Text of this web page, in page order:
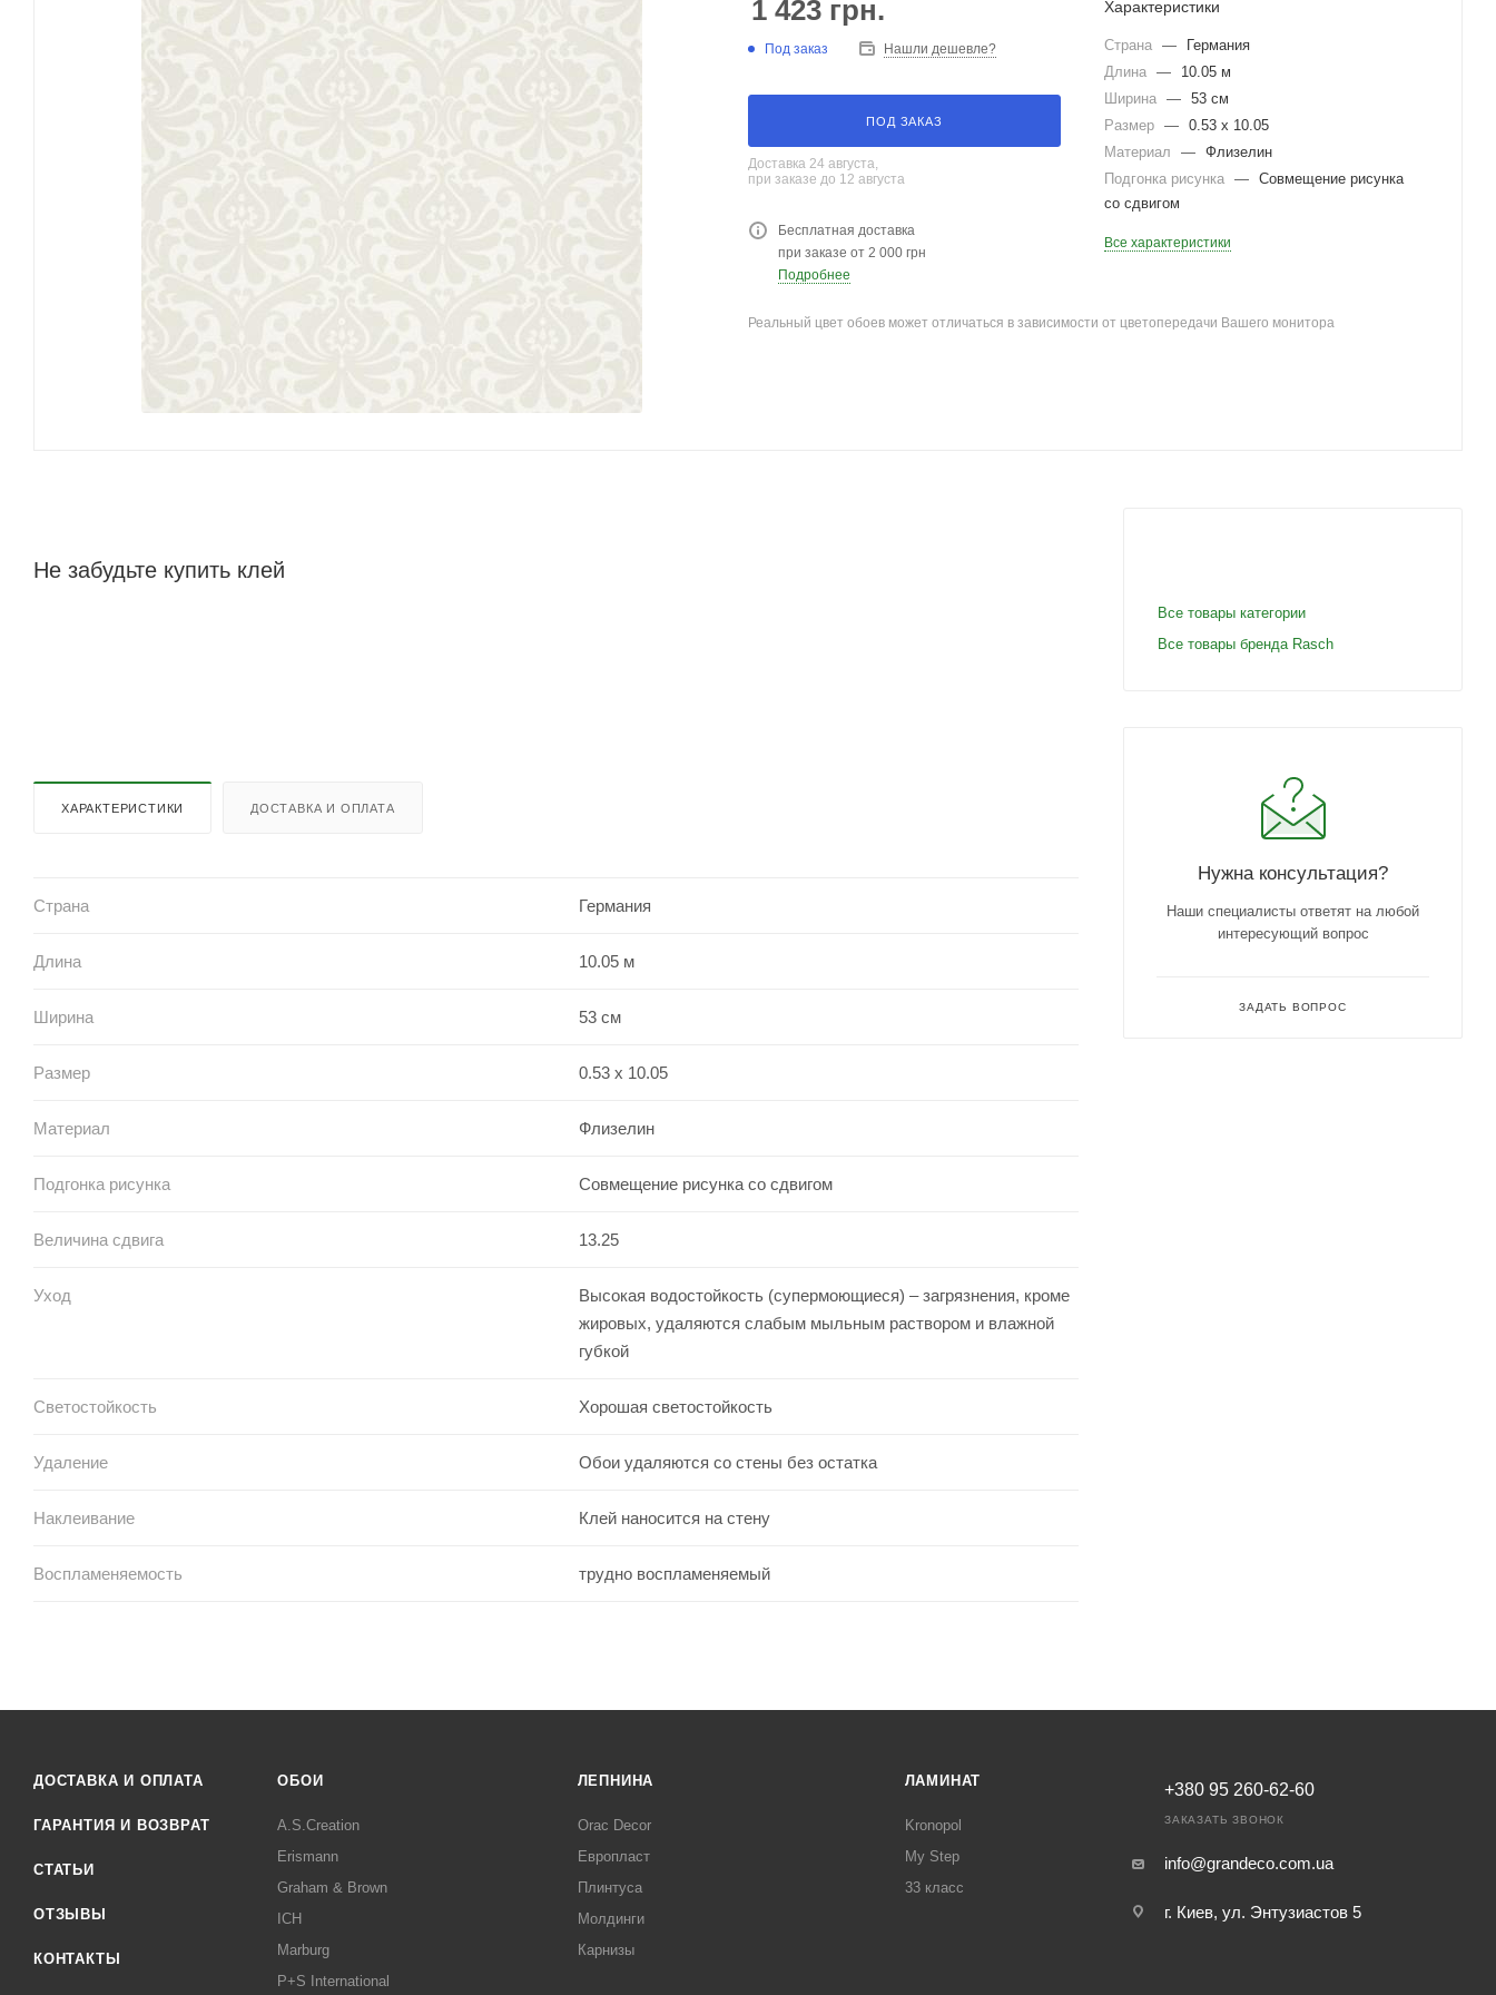
1 423 грн.
Под заказ Нашли дешевле?
ПОД ЗАКАЗ
Доставка 24 августа,
при заказе до 12 августа
Бесплатная доставка
при заказе от 2 000 грн
Подробнее
Характеристики
Страна —
Германия
Длина —
10.05 м
Ширина — 53 см
Размер — 0.53 x 10.05
Материал
— Флизелин
Подгонка рисунка — Совмещение рисунка
со сдвигом
Все характеристики
Реальный цвет обоев может отличаться в зависимости от цветопередачи Вашего монитора
Не забудьте купить клей
ХАРАКТЕРИСТИКИ ДОСТАВКА И ОПЛАТА
Страна Германия
Длина 10.05 м
Ширина 53 см
Размер 0.53 x 10.05
Материал Флизелин
Подгонка рисунка Совмещение рисунка со сдвигом
Величина сдвига 13.25
Уход
Высокая водостойкость (супермоющиеся) – загрязнения, кроме
жировых, удаляются слабым мыльным раствором и влажной
губкой
Светостойкость Хорошая светостойкость
Удаление Обои удаляются со стены без остатка
Наклеивание Клей наносится на стену
Воспламеняемость трудно воспламеняемый
Все товары категории
Все товары бренда Rasch
Нужна консультация?
Наши специалисты ответят на любой
интересующий вопрос
ЗАДАТЬ ВОПРОС
ДОСТАВКА И ОПЛАТА
ГАРАНТИЯ И ВОЗВРАТ
СТАТЬИ
ОТЗЫВЫ
КОНТАКТЫ
ОБОИ
A.S.Creation
Erismann
Graham & Brown
ICH
Marburg
P+S International
ЛЕПНИНА
Orac Decor
Европласт
Плинтуса
Молдинги
Карнизы
ЛАМИНАТ
Kronopol
My Step
33 класс
+380 95 260-62-60
ЗАКАЗАТЬ ЗВОНОК
info@grandeco.com.ua
г. Киев, ул. Энтузиастов 5